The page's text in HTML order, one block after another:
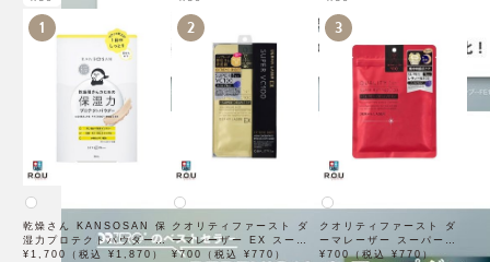
1
乾燥さん KANSOSAN 保
湿力プロテクトパウダー
10g【BCLカンパニー】
¥1,700（税込 ¥1,870）
2
クオリティファースト ダ
ーマレーザー EX スーパ
ー VC100 マスク 1枚入
¥700（税込 ¥770）
3
クオリティファースト ダ
ーマレーザー スーパーレ
チノール100マスク 7枚入
¥700（税込 ¥770）